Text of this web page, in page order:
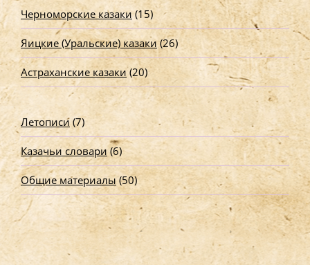
Черноморские казаки(15)
Яицкие (Уральские) казаки(26)
Астраханские казаки(20)
Летописи(7)
Казачьи словари(6)
Общие материалы(50)